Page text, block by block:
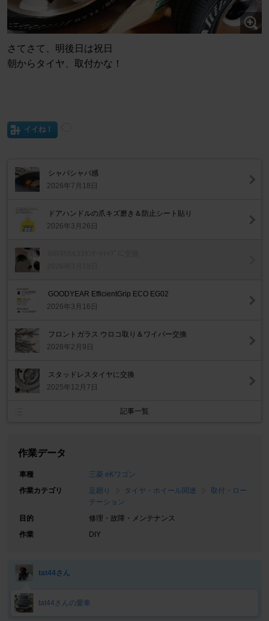
さてさて、明後日は祝日
朝からタイヤ、取付かな！
イイね！
シャバシャバ感
2026年7月18日
ドアハンドルの爪キズ磨き＆防止シート貼り
2026年3月26日
GOODYEAR EfficientGrip ECO EG02
2026年3月16日
フロントガラス ウロコ取り＆ワイパー交換
2026年2月9日
スタッドレスタイヤに交換
2025年12月7日
記事一覧
作業データ
車種
三菱 eKワゴン
作業カテゴリ
足廻り タイヤ・ホイール関連
取付・ロー
テーション
目的
修理・故障・メンテナンス
作業
DIY
tat44さん
tat44さんの愛車